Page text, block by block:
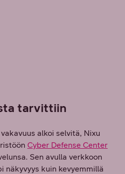
tarvittiin
alkoi selvitä, Nixu
Cyber Defense Center
Sen avulla verkkoon
näkyvyys kuin kevyemmillä